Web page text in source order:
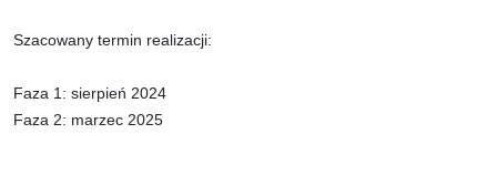
Szacowany termin realizacji:
Faza 1: sierpień 2024
Faza 2: marzec 2025